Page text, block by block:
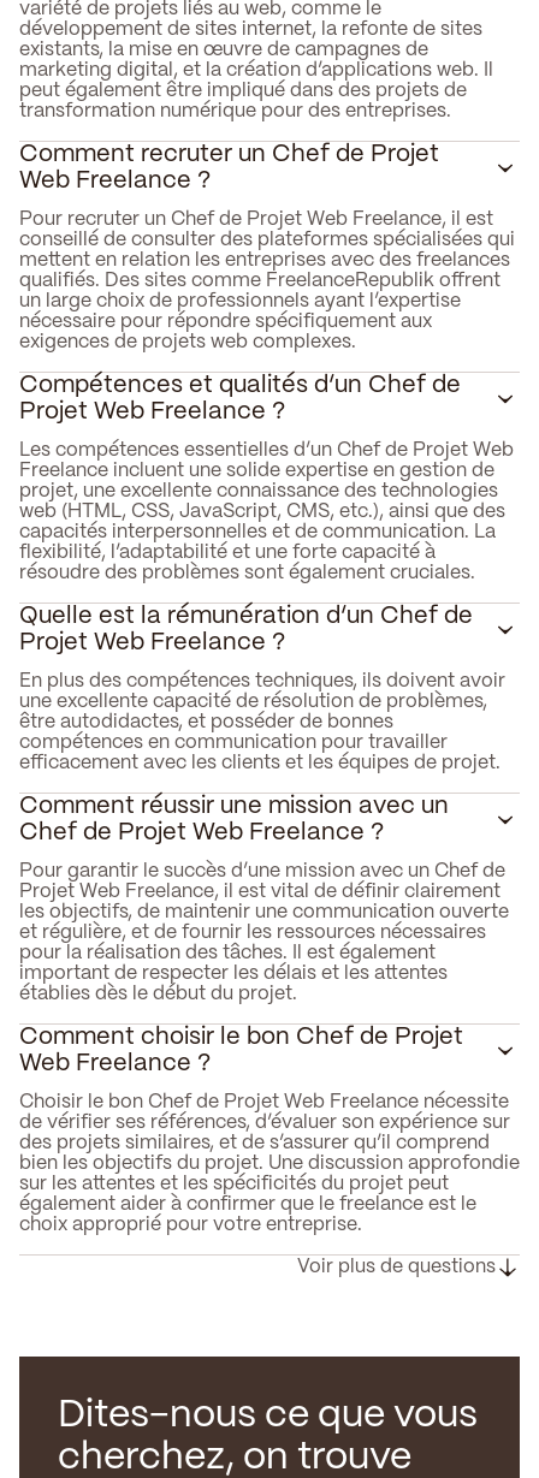
variété de projets liés au web, comme le
développement de sites internet, la refonte de sites
existants, la mise en œuvre de campagnes de
marketing digital, et la création d’applications web. Il
peut également être impliqué dans des projets de
transformation numérique pour des entreprises.
Comment recruter un Chef de Projet
Web Freelance ?
Pour recruter un Chef de Projet Web Freelance, il est
conseillé de consulter des plateformes spécialisées qui
mettent en relation les entreprises avec des freelances
qualifiés. Des sites comme FreelanceRepublik offrent
un large choix de professionnels ayant l’expertise
nécessaire pour répondre spécifiquement aux
exigences de projets web complexes.
Compétences et qualités d’un Chef de
Projet Web Freelance ?
Les compétences essentielles d’un Chef de Projet Web
Freelance incluent une solide expertise en gestion de
projet, une excellente connaissance des technologies
web (HTML, CSS, JavaScript, CMS, etc.), ainsi que des
capacités interpersonnelles et de communication. La
flexibilité, l’adaptabilité et une forte capacité à
résoudre des problèmes sont également cruciales.
Quelle est la rémunération d’un Chef de
Projet Web Freelance ?
En plus des compétences techniques, ils doivent avoir
une excellente capacité de résolution de problèmes,
être autodidactes, et posséder de bonnes
compétences en communication pour travailler
efficacement avec les clients et les équipes de projet.
Comment réussir une mission avec un
Chef de Projet Web Freelance ?
Pour garantir le succès d’une mission avec un Chef de
Projet Web Freelance, il est vital de définir clairement
les objectifs, de maintenir une communication ouverte
et régulière, et de fournir les ressources nécessaires
pour la réalisation des tâches. Il est également
important de respecter les délais et les attentes
établies dès le début du projet.
Comment choisir le bon Chef de Projet
Web Freelance ?
Choisir le bon Chef de Projet Web Freelance nécessite
de vérifier ses références, d’évaluer son expérience sur
des projets similaires, et de s’assurer qu’il comprend
bien les objectifs du projet. Une discussion approfondie
sur les attentes et les spécificités du projet peut
également aider à confirmer que le freelance est le
choix approprié pour votre entreprise.
Voir plus de questions
Dites-nous ce que vous
cherchez, on trouve